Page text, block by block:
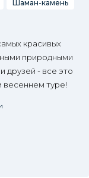
Шаман-камень
красивых
природными
друзей - все это
туре!